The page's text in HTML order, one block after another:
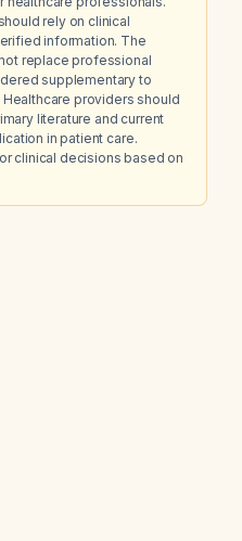
rely on clinical
information. The
replace professional
supplementary to
providers should
literature and current
in patient care.
clinical decisions based on